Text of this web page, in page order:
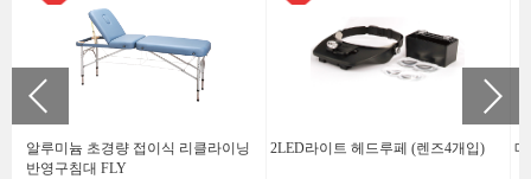
알루미늄 초경량 접이식 리클라이닝
반영구침대 FLY
2LED라이트 헤드루페 (렌즈4개입)